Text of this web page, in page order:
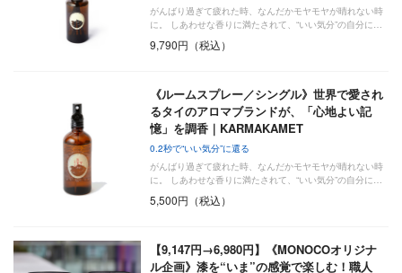
がんばり過ぎて疲れた時、なんだかモヤモヤが晴れない時
に。 しあわせな香りに満たされて、“いい気分”の自分に…
9,790円（税込）
《ルームスプレー／シングル》世界で愛され
るタイのアロマブランドが、「心地よい記
憶」を調香｜KARMAKAMET
0.2秒で“いい気分”に還る
がんばり過ぎて疲れた時、なんだかモヤモヤが晴れない時
に。 しあわせな香りに満たされて、“いい気分”の自分に…
5,500円（税込）
【9,147円→6,980円】《MONOCOオリジナ
ル企画》漆を“いま”の感覚で楽しむ！職人